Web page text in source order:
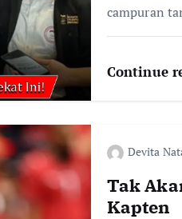
campuran
Continue
Devita
Tak
Kapten